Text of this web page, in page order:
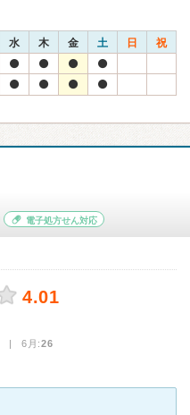
水 木 金 土 日 祝
電子処方せん対応
4.01
| 6月:26